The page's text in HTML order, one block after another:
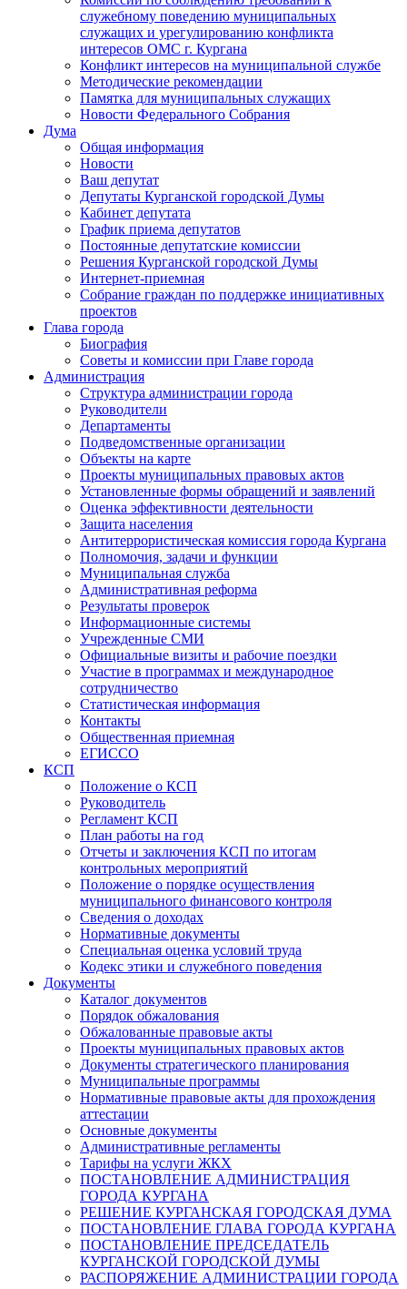
служебному поведению муниципальных
служащих и урегулированию конфликта
интересов ОМС г. Кургана
Конфликт интересов на муниципальной службе
Методические рекомендации
Памятка для муниципальных служащих
Новости Федерального Cобрания
Дума
Общая информация
Новости
Ваш депутат
Депутаты Курганской городской Думы
Кабинет депутата
График приема депутатов
Постоянные депутатские комиссии
Решения Курганской городской Думы
Интернет-приемная
Собрание граждан по поддержке инициативных
проектов
Глава города
Биография
Советы и комиссии при Главе города
Администрация
Структура администрации города
Руководители
Департаменты
Подведомственные организации
Объекты на карте
Проекты муниципальных правовых актов
Установленные формы обращений и заявлений
Оценка эффективности деятельности
Защита населения
Антитеррористическая комиссия города Кургана
Полномочия, задачи и функции
Муниципальная служба
Административная реформа
Результаты проверок
Информационные системы
Учрежденные СМИ
Официальные визиты и рабочие поездки
Участие в программах и международное
сотрудничество
Статистическая информация
Контакты
Общественная приемная
ЕГИССО
КСП
Положение о КСП
Руководитель
Регламент КСП
План работы на год
Отчеты и заключения КСП по итогам
контрольных мероприятий
Положение о порядке осуществления
муниципального финансового контроля
Сведения о доходах
Нормативные документы
Специальная оценка условий труда
Кодекс этики и служебного поведения
Документы
Каталог документов
Порядок обжалования
Обжалованные правовые акты
Проекты муниципальных правовых актов
Документы стратегического планирования
Муниципальные программы
Нормативные правовые акты для прохождения
аттестации
Основные документы
Административные регламенты
Тарифы на услуги ЖКХ
ПОСТАНОВЛЕНИЕ АДМИНИСТРАЦИЯ
ГОРОДА КУРГАНА
РЕШЕНИЕ КУРГАНСКАЯ ГОРОДСКАЯ ДУМА
ПОСТАНОВЛЕНИЕ ГЛАВА ГОРОДА КУРГАНА
ПОСТАНОВЛЕНИЕ ПРЕДСЕДАТЕЛЬ
КУРГАНСКОЙ ГОРОДСКОЙ ДУМЫ
РАСПОРЯЖЕНИЕ АДМИНИСТРАЦИИ ГОРОДА